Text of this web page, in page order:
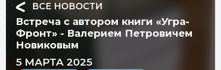
ВСЕ НОВОСТИ
Встреча с автором книги «Угра-
Фронт» - Валерием Петровичем
Новиковым
5 МАРТА 2025